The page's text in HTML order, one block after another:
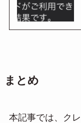
まとめ
本記事では、ク